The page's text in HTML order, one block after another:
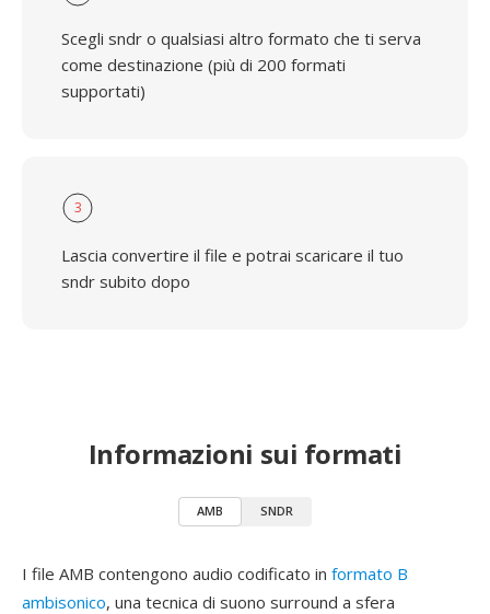
Scegli sndr o qualsiasi altro formato che ti serva
come destinazione (più di 200 formati
supportati)
3
Lascia convertire il file e potrai scaricare il tuo
sndr subito dopo
Informazioni sui formati
AMB SNDR
I file AMB contengono audio codificato in formato B
ambisonico, una tecnica di suono surround a sfera